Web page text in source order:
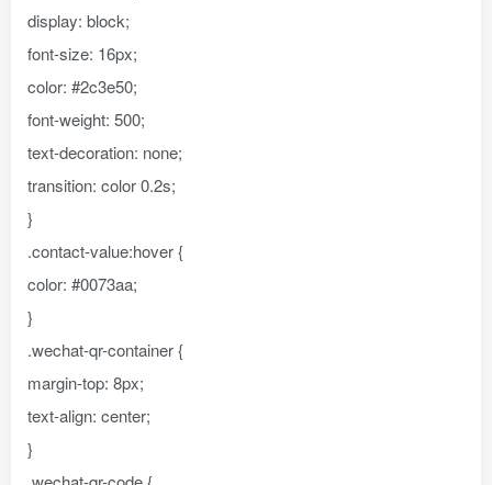
display: block;
font-size: 16px;
color: #2c3e50;
font-weight: 500;
text-decoration: none;
transition: color 0.2s;
}
.contact-value:hover {
color: #0073aa;
}
.wechat-qr-container {
margin-top: 8px;
text-align: center;
}